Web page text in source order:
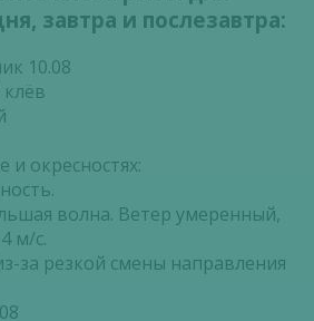
завтра и послезавтра:
10.08
и окресностях:
волна. Ветер умеренный,
м/с.
за резкой смены направления